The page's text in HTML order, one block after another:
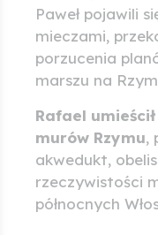
Paweł pojawili
mieczami,
porzucenia
marszu na
Rafael
murów Rzymu,
akwedukt,
rzeczywistości
północnych